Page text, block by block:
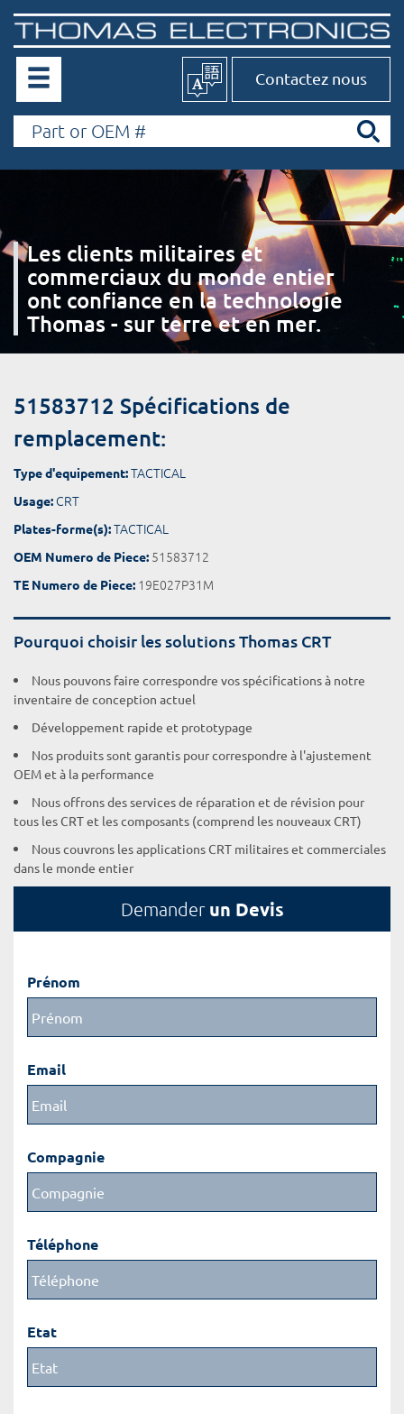
Contactez nous
Les clients militaires et
commerciaux du monde entier
ont confiance en la technologie
Thomas - sur terre et en mer.
51583712 Spécifications de
remplacement:
Type d'equipement:TACTICAL
Usage: CRT
Plates-forme(s):TACTICAL
OEM Numero de Piece: 51583712
TE Numero de Piece: 19E027P31M
Pourquoi choisir les solutions Thomas CRT
Nous pouvons faire correspondre vos spécifications à notre
inventaire de conception actuel
Développement rapide et prototypage
Nos produits sont garantis pour correspondre à l'ajustement
OEM et à la performance
Nous offrons des services de réparation et de révision pour
tous les CRT et les composants (comprend les nouveaux CRT)
Nous couvrons les applications CRT militaires et commerciales
dans le monde entier
Demander un Devis
Prénom
Email
Compagnie
Téléphone
Etat